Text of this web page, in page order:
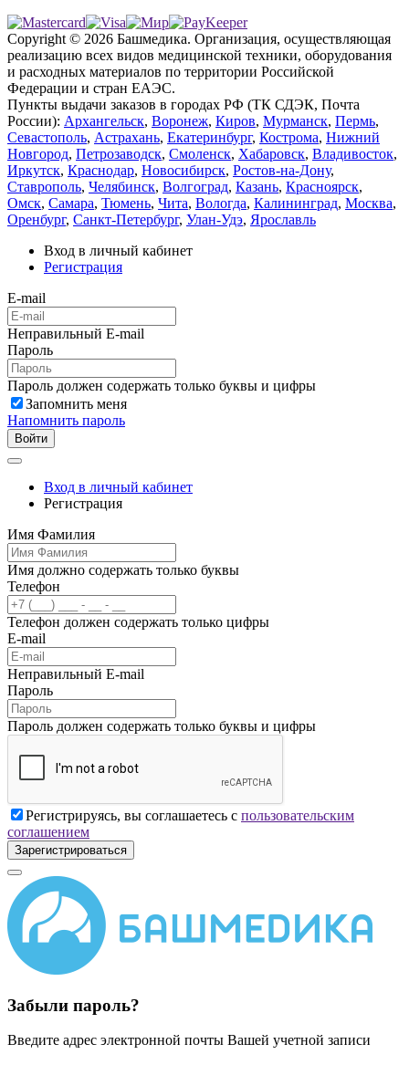
Copyright © 2026 Башмедика. Организация, осуществляющая
реализацию всех видов медицинской техники, оборудования
и расходных материалов по территории Российской
Федерации и стран ЕАЭС.
Пункты выдачи заказов в городах РФ (ТК СДЭК, Почта
России): Архангельск, Воронеж, Киров, Мурманск, Пермь,
Севастополь, Астрахань, Екатеринбург, Кострома, Нижний
Новгород, Петрозаводск, Смоленск, Хабаровск, Владивосток,
Иркутск, Краснодар, Новосибирск, Ростов-на-Дону,
Ставрополь, Челябинск, Волгоград, Казань, Красноярск,
Омск, Самара, Тюмень, Чита, Вологда, Калининград, Москва,
Оренбург, Санкт-Петербург, Улан-Удэ, Ярославль
Вход в личный кабинет
Регистрация
E-mail
Неправильный E-mail
Пароль
Пароль должен содержать только буквы и цифры
Запомнить меня
Напомнить пароль
Войти
Вход в личный кабинет
Регистрация
Имя Фамилия
Имя должно содержать только буквы
Телефон
Телефон должен содержать только цифры
E-mail
Неправильный E-mail
Пароль
Пароль должен содержать только буквы и цифры
Регистрируясь, вы соглашаетесь с пользовательским
соглашением
Зарегистрироваться
Забыли пароль?
Введите адрес электронной почты Вашей учетной записи